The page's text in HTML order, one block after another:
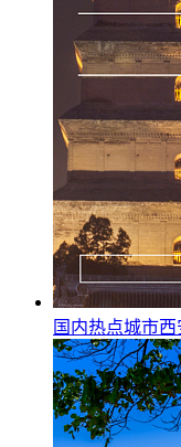
国内热点城市